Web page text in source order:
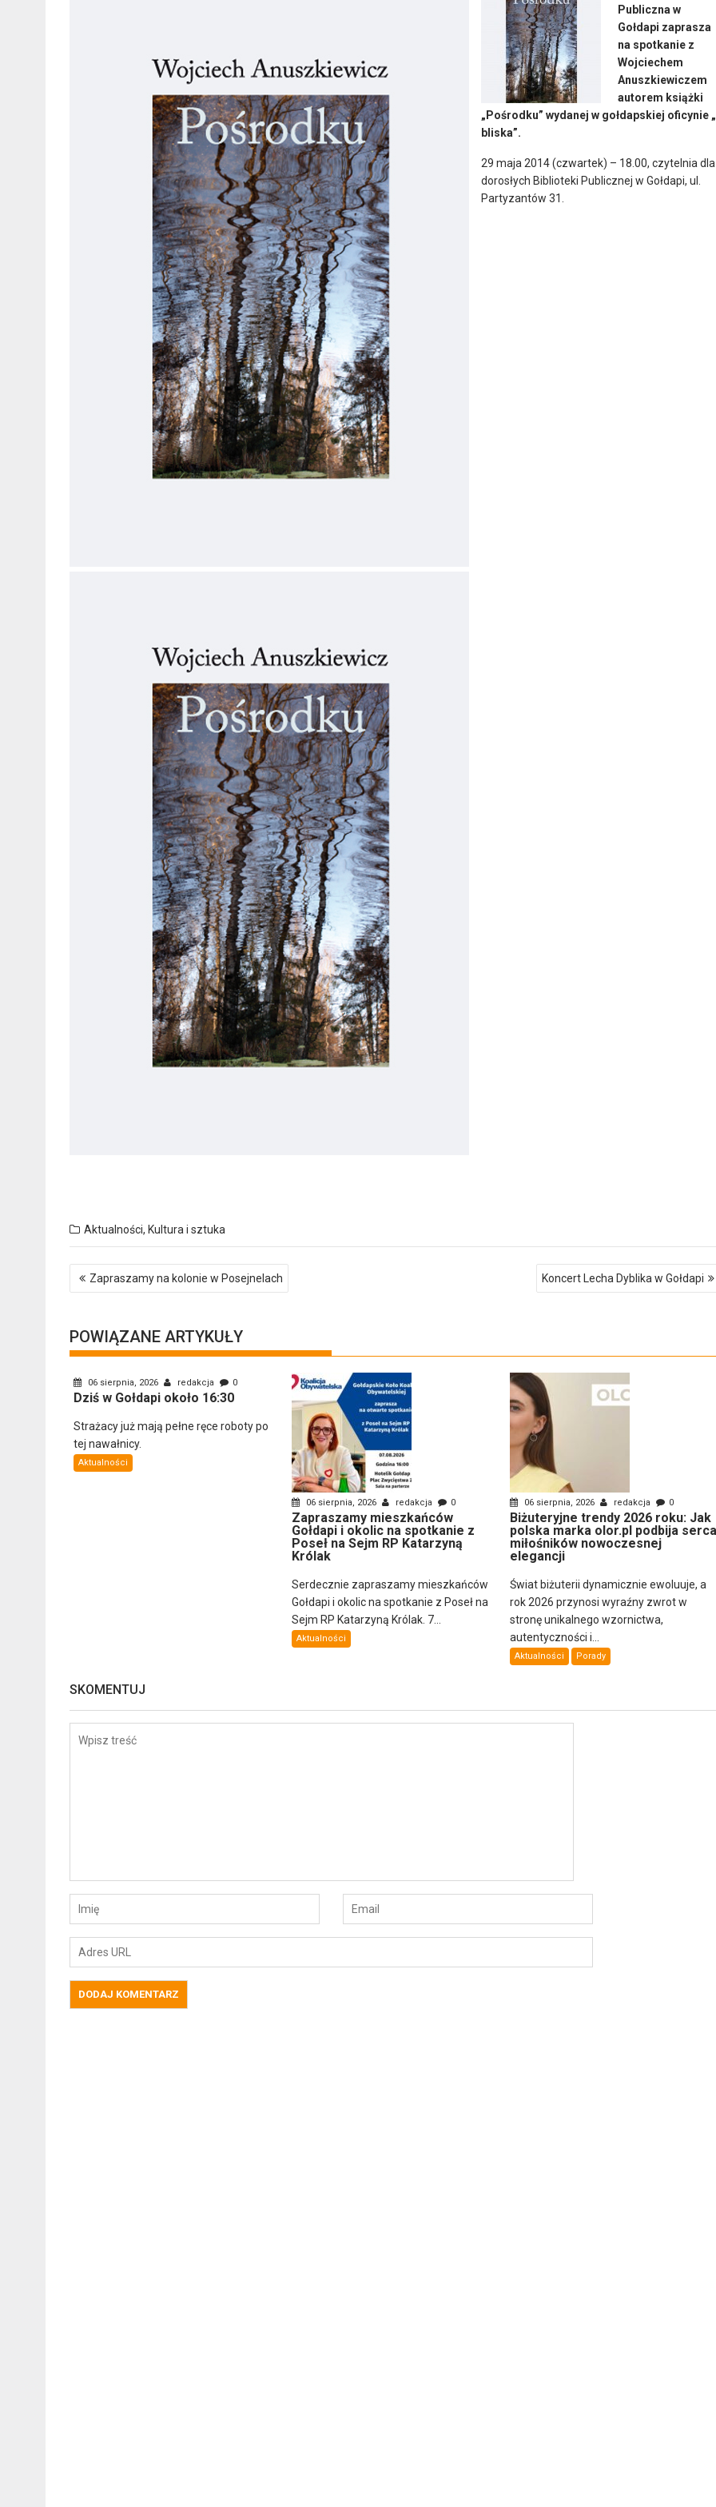
Publiczna w
Gołdapi zaprasza
na spotkanie z
Wojciechem
Anuszkiewiczem
autorem książki
„Pośrodku” wydanej w gołdapskiej oficynie
bliska”.
29 maja 2014 (czwartek) – 18.00, czytelnia dla
dorosłych Biblioteki Publicznej w Gołdapi, ul.
Partyzantów 31.
Aktualności, Kultura i sztuka
Nawigacja
wpisu
Zapraszamy na kolonie w Posejnelach Koncert Lecha Dyblika w Gołdapi
POWIĄZANE ARTYKUŁY
06 sierpnia, 2026 redakcja 0
Dziś w Gołdapi około 16:30
Strażacy już mają pełne ręce roboty po
tej nawałnicy.
Aktualności
06 sierpnia, 2026 redakcja 0
Zapraszamy mieszkańców
Gołdapi i okolic na spotkanie z
Poseł na Sejm RP Katarzyną
Królak
Serdecznie zapraszamy mieszkańców
Gołdapi i okolic na spotkanie z Poseł na
Sejm RP Katarzyną Królak. 7...
Aktualności
06 sierpnia, 2026 redakcja 0
Biżuteryjne trendy 2026 roku: Jak
polska marka olor.pl podbija serca
miłośników nowoczesnej
elegancji
Świat biżuterii dynamicznie ewoluuje, a
rok 2026 przynosi wyraźny zwrot w
stronę unikalnego wzornictwa,
autentyczności i...
Aktualności Porady
SKOMENTUJ